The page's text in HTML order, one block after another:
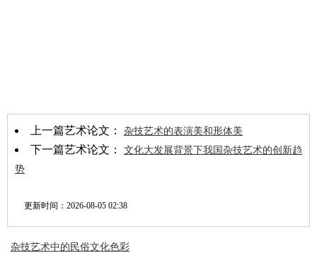
上一篇艺术论文： 杂技艺术的表演美和形体美
下一篇艺术论文： 文化大发展背景下我国杂技艺术的创新趋
势
更新时间： 2026-08-05 02:38
杂技艺术中的民俗文化色彩